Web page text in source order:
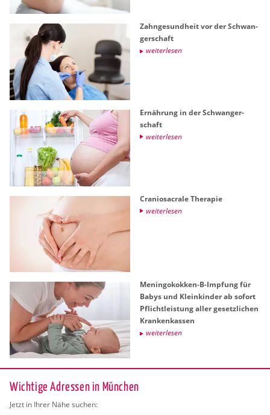
Zahn­ge­sund­heit vor der Schwan­
ger­schaft
wei­ter­le­sen
Er­näh­rung in der Schwan­ger­
schaft
wei­ter­le­sen
Cra­nio­sa­cra­le The­ra­pie
wei­ter­le­sen
Me­nin­go­kok­ken-B-Imp­fung für
Babys und Klein­kin­der ab so­fort
Pflicht­leis­tung aller ge­setz­li­chen
Kran­ken­kas­sen
wei­ter­le­sen
Wichtige Adressen in München
Jetzt in Ihrer Nähe suchen: